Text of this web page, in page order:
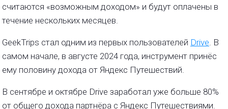
считаются «возможным доходом» и будут оплачены в
течение нескольких месяцев.
GeekTrips стал одним из первых пользователей Drive . В
самом начале, в августе 2024 года, инструмент принёс
ему половину дохода от Яндекс Путешествий.
В сентябре и октябре Drive заработал уже больше 80%
от общего дохода партнёра с Яндекс Путешествиями.